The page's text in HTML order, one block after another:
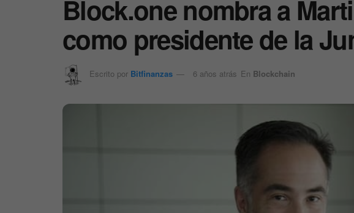
Block.one nombra a
como presidente de la
Escrito por Bitfinanzas 6 años atrás En Blockchain